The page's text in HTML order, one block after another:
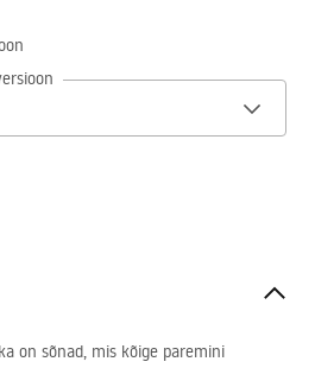
on sõnad, mis kõige paremini